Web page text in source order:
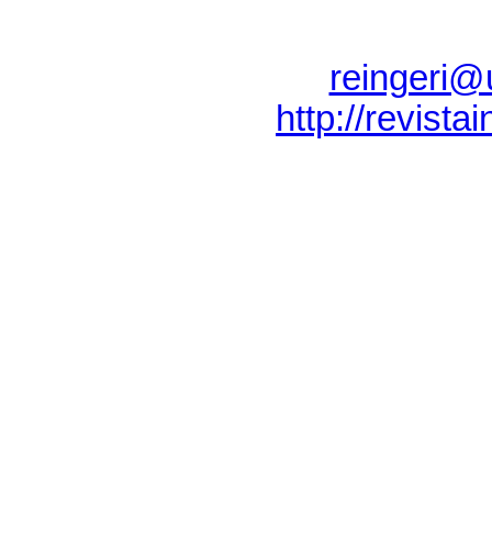
http://